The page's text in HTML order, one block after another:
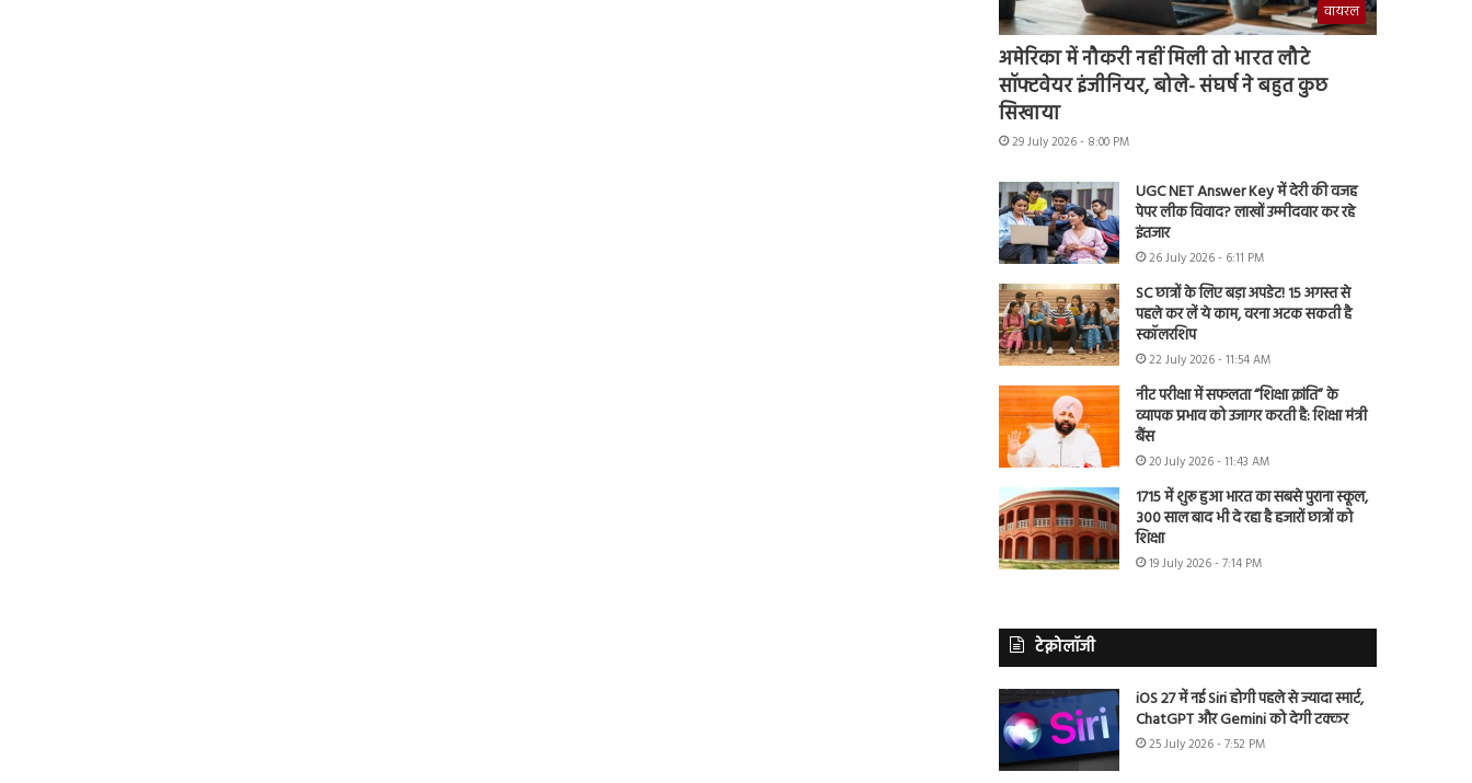
वायरल
अमेरिका में नौकरी नहीं मिली तो भारत लौटे
सॉफ्टवेयर इंजीनियर, बोले- संघर्ष ने बहुत कुछ
सिखाया
29 July 2026 - 8:00 PM
UGC NET Answer Key में देरी की वजह
पेपर लीक विवाद? लाखों उम्मीदवार कर रहे
इंतजार
26 July 2026 - 6:11 PM
SC छात्रों के लिए बड़ा अपडेट! 15 अगस्त से
पहले कर लें ये काम, वरना अटक सकती है
स्कॉलरशिप
22 July 2026 - 11:54 AM
नीट परीक्षा में सफलता “शिक्षा क्रांति” के
व्यापक प्रभाव को उजागर करती है: शिक्षा मंत्री
बैंस
20 July 2026 - 11:43 AM
1715 में शुरू हुआ भारत का सबसे पुराना स्कूल,
300 साल बाद भी दे रहा है हजारों छात्रों को
शिक्षा
19 July 2026 - 7:14 PM
टेक्नोलॉजी
iOS 27 में नई Siri होगी पहले से ज्यादा स्मार्ट,
ChatGPT और Gemini को देगी टक्कर
25 July 2026 - 7:52 PM